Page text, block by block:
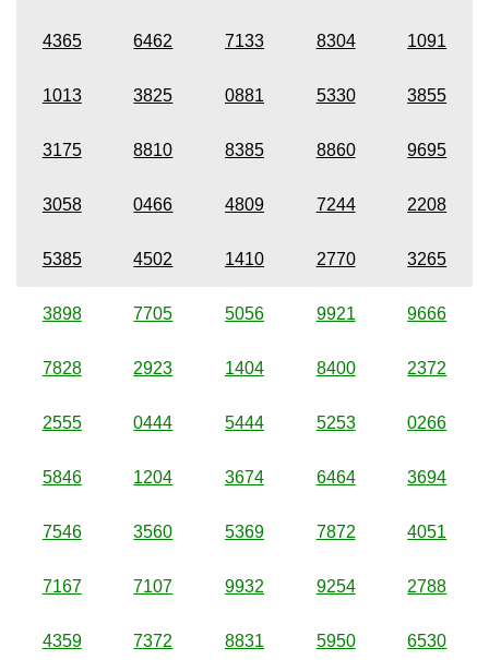
4365 6462 7133 8304 1091
1013 3825 0881 5330 3855
3175 8810 8385 8860 9695
3058 0466 4809 7244 2208
5385 4502 1410 2770 3265
3898 7705 5056 9921 9666
7828 2923 1404 8400 2372
2555 0444 5444 5253 0266
5846 1204 3674 6464 3694
7546 3560 5369 7872 4051
7167 7107 9932 9254 2788
4359 7372 8831 5950 6530